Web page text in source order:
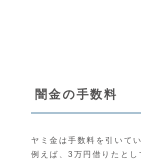
闇金の手数料
ヤミ金は手数料を引いて
例えば、3万円借りたと